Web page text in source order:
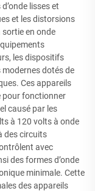
lisses et
et les distorsions
en onde
les dispositifs
modernes dotés de
Ces appareils
pour fonctionner
causé par les
à 120 volts à onde
des circuits
avec
des formes d’onde
minimale. Cette
des appareils